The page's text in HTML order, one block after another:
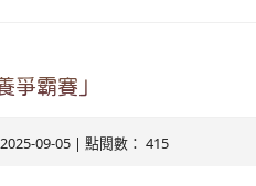
爭霸賽」
09-05 | 點閱數： 415